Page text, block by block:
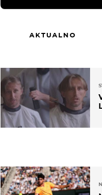
AKTUALNO